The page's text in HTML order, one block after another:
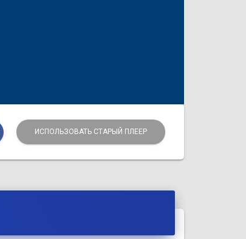
ИСПОЛЬЗОВАТЬ СТАРЫЙ ПЛЕЕР